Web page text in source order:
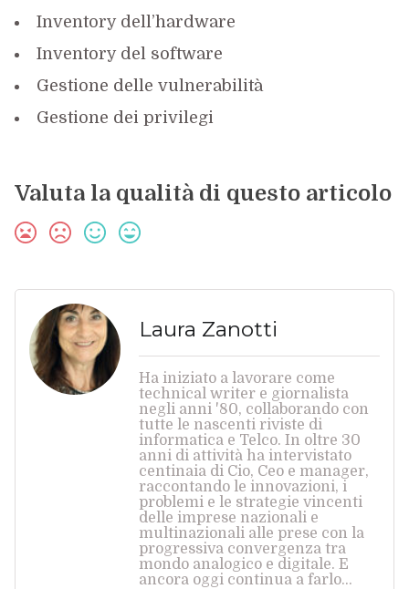
Inventory dell’hardware
Inventory del software
Gestione delle vulnerabilità
Gestione dei privilegi
Valuta la qualità di questo articolo
Laura Zanotti
Ha iniziato a lavorare come
technical writer e giornalista
negli anni '80, collaborando con
tutte le nascenti riviste di
informatica e Telco. In oltre 30
anni di attività ha intervistato
centinaia di Cio, Ceo e manager,
raccontando le innovazioni, i
problemi e le strategie vincenti
delle imprese nazionali e
multinazionali alle prese con la
progressiva convergenza tra
mondo analogico e digitale. E
ancora oggi continua a farlo...